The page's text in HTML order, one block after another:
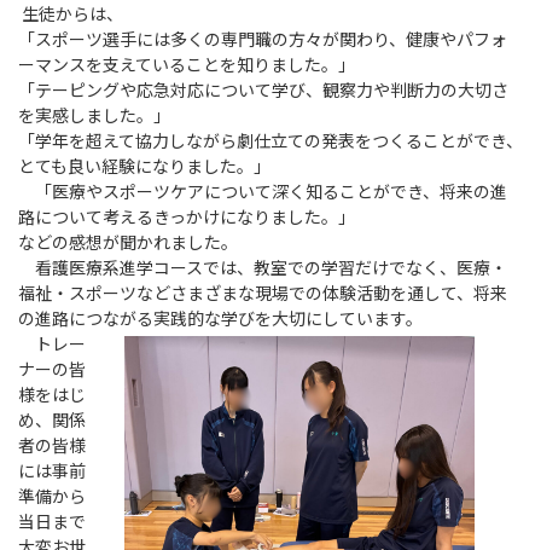
生徒からは、
「スポーツ選手には多くの専門職の方々が関わり、健康やパフォ
ーマンスを支えていることを知りました。」
「テーピングや応急対応について学び、観察力や判断力の大切さ
を実感しました。」
「学年を超えて協力しながら劇仕立ての発表をつくることができ、
とても良い経験になりました。」
「医療やスポーツケアについて深く知ることができ、将来の進
路について考えるきっかけになりました。」
などの感想が聞かれました。
看護医療系進学コースでは、教室での学習だけでなく、医療・
福祉・スポーツなどさまざまな現場での体験活動を通して、将来
の進路につながる実践的な学びを大切にしています。
トレー
ナーの皆
様をはじ
め、関係
者の皆様
には事前
準備から
当日まで